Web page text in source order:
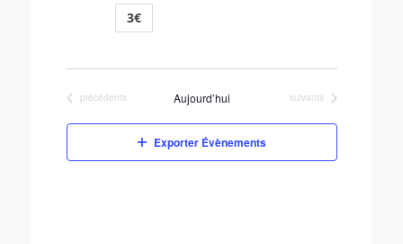
3€
Évènements
précédents Aujourd’hui Évènements
suivants
Exporter Évènements